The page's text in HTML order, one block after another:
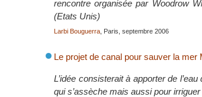
rencontre organisée par Woodrow
(Etats Unis)
Larbi Bouguerra , Paris, septembre 2006
Le projet de canal pour sauver la mer
L’idée consisterait à apporter de
qui s’assèche mais aussi pour